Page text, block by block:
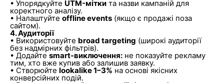
• Упорядкуйте UTM-міткита назви кампаній для
коректного аналізу.
• Налаштуйте offline events(якщо є продажі поза
сайтом).
4. Аудиторії
• Використовуйте broad targeting (широкі аудиторії
без надмірних фільтрів).
• Додайте smart-виключення:не показуйте рекламу
тим, хто вже купив або залишив заявку.
• Створюйте lookalike 1–3% на основі якісних
конверсійних подій.